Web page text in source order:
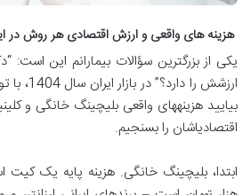
هزینه های واقعی و ارزش اقتصادی هر روش در
یکی از بزرگترین سؤالات بیمارانم این است:
ارزشش را
بیایید هزینههای واقعی بلیچینگ خانگی و
اقتصادیاشان را بسنجیم.